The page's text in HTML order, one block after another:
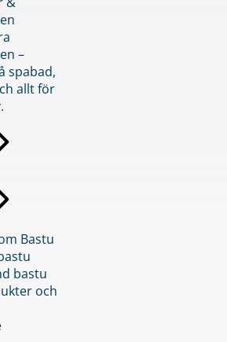
–
spabad,
allt för
Bastu
bastu
och